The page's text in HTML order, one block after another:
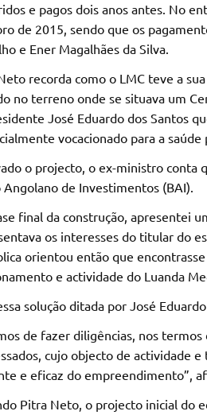
e pagos dois anos antes. No
de 2015, sendo que os
e Ener Magalhães da Silva.
recorda como o LMC teve a
no terreno onde se situava um
José Eduardo dos Santos
vocacionado para a
o projecto, o ex-ministro conta
Angolano de Investimentos (BAI).
final da construção, apresentei
os interesses do titular do
orientou então que
e actividade do Luanda
solução ditada por José
de fazer diligências, nos
cujo objecto de actividade
e eficaz do empreendimento”,
Pitra Neto, o projecto inicial do